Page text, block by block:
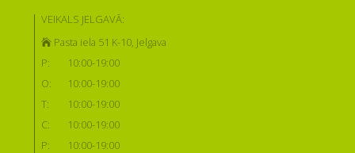
VEIKALS JELGAVĀ:
Pasta iela 51 K-10, Jelgava
P:
10:00-19:00
O:
10:00-19:00
T:
10:00-19:00
C:
10:00-19:00
P:
10:00-19:00